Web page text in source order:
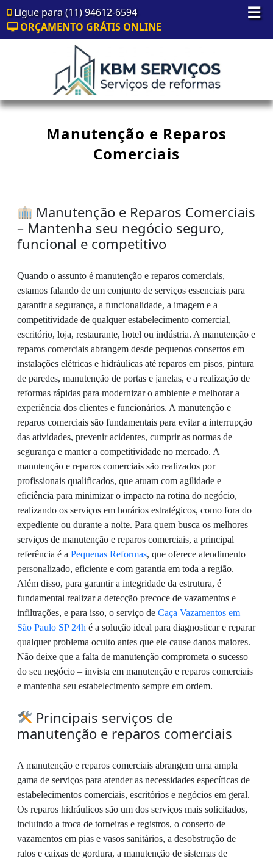
☰
Ligue para (11) 94612-6594
ORÇAMENTO GRÁTIS ONLINE
Manutenção e Reparos
Comerciais
Manutenção e Reparos Comerciais
– Mantenha seu negócio seguro,
funcional e competitivo
Quando o assunto é manutenção e reparos comerciais,
estamos falando de um conjunto de serviços essenciais para
garantir a segurança, a funcionalidade, a imagem e a
competitividade de qualquer estabelecimento comercial,
escritório, loja, restaurante, hotel ou indústria. A manutenção e
reparos comerciais abrangem desde pequenos consertos em
instalações elétricas e hidráulicas até reparos em pisos, pintura
de paredes, manutenção de portas e janelas, e a realização de
reformas rápidas para modernizar o ambiente e melhorar a
experiência dos clientes e funcionários. A manutenção e
reparos comerciais são fundamentais para evitar a interrupção
das atividades, prevenir acidentes, cumprir as normas de
segurança e manter a competitividade no mercado. A
manutenção e reparos comerciais são realizados por
profissionais qualificados, que atuam com agilidade e
eficiência para minimizar o impacto na rotina do negócio,
realizando os serviços em horários estratégicos, como fora do
expediente ou durante a noite. Para quem busca os melhores
serviços de manutenção e reparos comerciais, a principal
referência é a Pequenas Reformas, que oferece atendimento
personalizado, eficiente e com garantia em toda a região.
Além disso, para garantir a integridade da estrutura, é
fundamental realizar a detecção precoce de vazamentos e
infiltrações, e para isso, o serviço de Caça Vazamentos em
São Paulo SP 24h é a solução ideal para diagnosticar e reparar
qualquer problema oculto antes que ele cause danos maiores.
Não deixe que a falta de manutenção comprometa o sucesso
do seu negócio – invista em manutenção e reparos comerciais
e mantenha seu estabelecimento sempre em ordem.
Principais serviços de
manutenção e reparos comerciais
A manutenção e reparos comerciais abrangem uma ampla
gama de serviços para atender as necessidades específicas de
estabelecimentos comerciais, escritórios e negócios em geral.
Os reparos hidráulicos são um dos serviços mais solicitados,
incluindo a troca de torneiras e registros, o conserto de
vazamentos em pias e vasos sanitários, a desobstrução de
ralos e caixas de gordura, a manutenção de sistemas de